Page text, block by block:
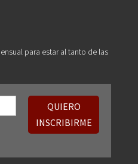
para estar al tanto de las